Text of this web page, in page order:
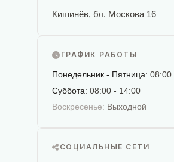
Кишинёв, бл. Москова 16
ГРАФИК РАБОТЫ
Понедельник - Пятница: 08:00
Суббота: 08:00 - 14:00
Воскресенье: Выходной
СОЦИАЛЬНЫЕ СЕТИ